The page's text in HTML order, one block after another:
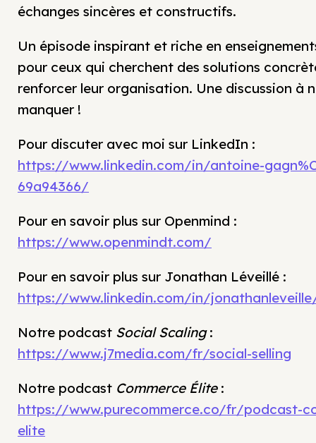
échanges sincères et constructifs.
Un épisode inspirant et riche en
pour ceux qui cherchent des solutions
renforcer leur organisation. Une discussion à
manquer !
Pour discuter avec moi sur LinkedIn :
https://www.linkedin.com/in/antoine-
69a94366/
Pour en savoir plus sur Openmind :
https://www.openmindt.com/
Pour en savoir plus sur Jonathan Léveillé :
https://www.linkedin.com/in/
Notre podcast Social Scaling:
https://www.j7media.com/fr/social-selling
Notre podcast Commerce Élite:
https://www.purecommerce.co/fr/podcast-
elite